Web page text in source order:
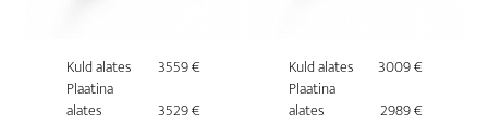
Kuld alates
3559 €
Plaatina
alates
3529 €
Kuld alates
3009 €
Plaatina
alates
2989 €